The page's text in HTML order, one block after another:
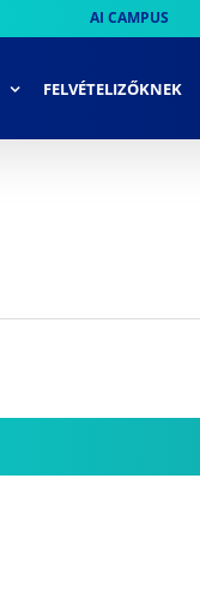
AI CAMPUS
FELVÉTELIZŐKNEK